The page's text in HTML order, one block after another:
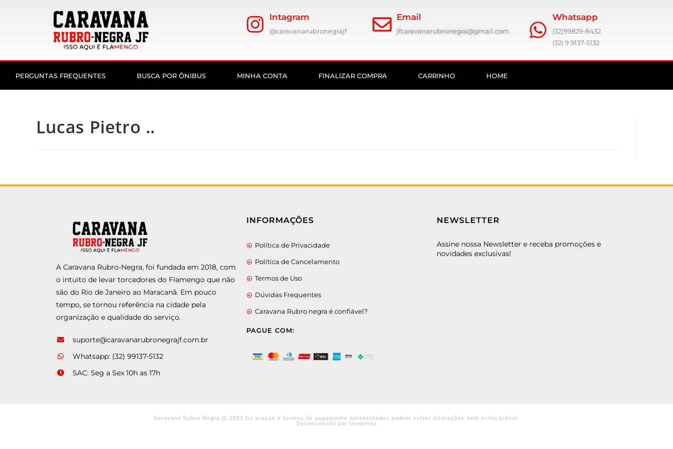
Intagram
@caravanarubronegrajf
Email
jfcaravanarubronegra@gmail.com
Whatsapp
(32)99829-8432
(32) 9 9137-5132
PERGUNTAS FREQUENTES BUSCA POR ÔNIBUS MINHA CONTA FINALIZAR COMPRA CARRINHO HOME
Lucas Pietro ..
A Caravana Rubro-Negra, foi fundada em 2018, com
o intuito de levar torcedores do Flamengo que não
são do Rio de Janeiro ao Maracanã. Em pouco
tempo, se tornou referência na cidade pela
organização e qualidade do serviço.
suporte@caravanarubronegrajf.com.br
Whatsapp: (32) 99137-5132
SAC: Seg a Sex 10h as 17h
INFORMAÇÕES
Política de Privacidade
Política de Cancelamento
Termos de Uso
Dúvidas Frequentes
Caravana Rubro negra é confiável?
PAGUE COM:
NEWSLETTER
Assine nossa Newsletter e receba promoções e
novidades exclusivas!
Caravana Rubro Negra @ 2022 Os preços e formas de pagamento apresentados podem sofrer alterações sem aviso prévio
Desenvolvido por Usepress